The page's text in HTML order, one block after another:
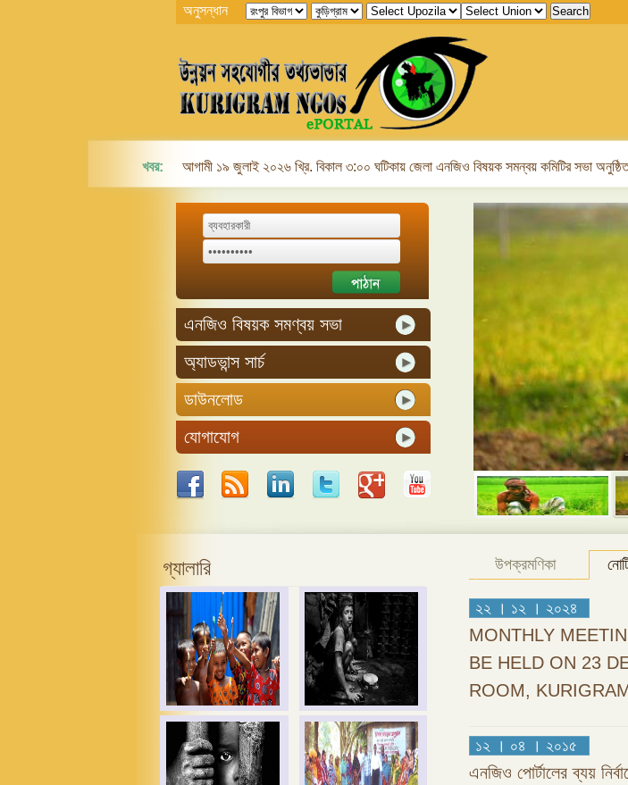
অনুসন্ধান
খবর: আগামী ১৯ জুলাই ২০২৬ খ্রি. বিকাল ৩:০০ ঘটিকায় জেলা এনজিও বিষয়ক সমন্বয় কমিটির সভা অনুষ্ঠিত
এনজিও বিষয়ক সমণ্বয় সভা
অ্যাডভান্স সার্চ
ডাউনলোড
যোগাযোগ
গ্যালারি উপক্রমণিকা
২২ । ১২ । ২০২৪
MONTHLY
BE HELD ON 23
ROOM,
১২ । ০৪ । ২০১৫
এনজিও পোর্টালের ব্যয়